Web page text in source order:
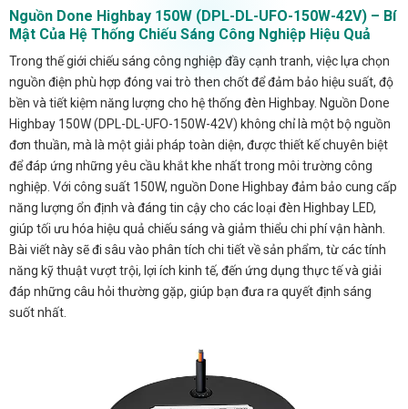
Nguồn Done Highbay 150W (DPL-DL-UFO-150W-42V) – Bí
Mật Của Hệ Thống Chiếu Sáng Công Nghiệp Hiệu Quả
Trong thế giới chiếu sáng công nghiệp đầy cạnh tranh, việc lựa chọn
nguồn điện phù hợp đóng vai trò then chốt để đảm bảo hiệu suất, độ
bền và tiết kiệm năng lượng cho hệ thống đèn Highbay. Nguồn Done
Highbay 150W (DPL-DL-UFO-150W-42V) không chỉ là một bộ nguồn
đơn thuần, mà là một giải pháp toàn diện, được thiết kế chuyên biệt
để đáp ứng những yêu cầu khắt khe nhất trong môi trường công
nghiệp. Với công suất 150W, nguồn Done Highbay đảm bảo cung cấp
năng lượng ổn định và đáng tin cậy cho các loại đèn Highbay LED,
giúp tối ưu hóa hiệu quả chiếu sáng và giảm thiểu chi phí vận hành.
Bài viết này sẽ đi sâu vào phân tích chi tiết về sản phẩm, từ các tính
năng kỹ thuật vượt trội, lợi ích kinh tế, đến ứng dụng thực tế và giải
đáp những câu hỏi thường gặp, giúp bạn đưa ra quyết định sáng
suốt nhất.